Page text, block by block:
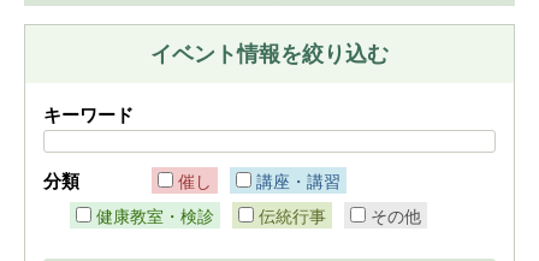
イベント情報を絞り込む
キーワード
分類 催し
講座・講習
健康教室・検診
伝統行事 その他